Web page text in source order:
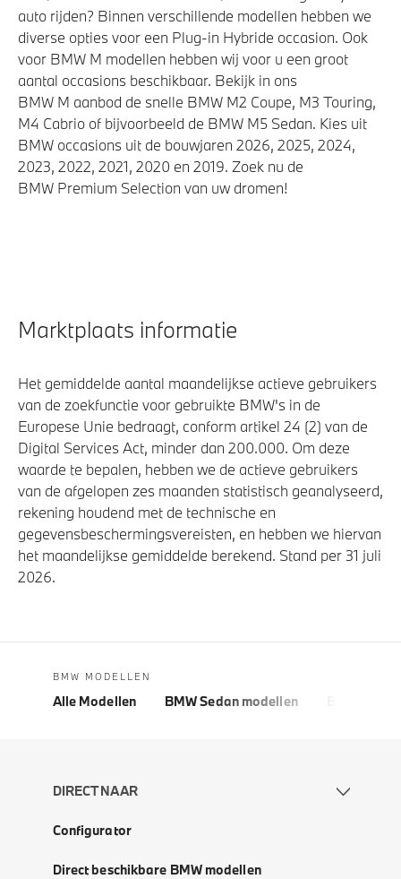
auto rijden? Binnen verschillende modellen hebben we
diverse opties voor een Plug-in Hybride occasion. Ook
voor BMW M modellen hebben wij voor u een groot
aantal occasions beschikbaar. Bekijk in ons
BMW M aanbod de snelle BMW M2 Coupe, M3 Touring,
M4 Cabrio of bijvoorbeeld de BMW M5 Sedan. Kies uit
BMW occasions uit de bouwjaren 2026, 2025, 2024,
2023, 2022, 2021, 2020 en 2019. Zoek nu de
BMW Premium Selection van uw dromen!
Marktplaats informatie
Het gemiddelde aantal maandelijkse actieve gebruikers
van de zoekfunctie voor gebruikte BMW's in de
Europese Unie bedraagt, conform artikel 24 (2) van de
Digital Services Act, minder dan 200.000. Om deze
waarde te bepalen, hebben we de actieve gebruikers
van de afgelopen zes maanden statistisch geanalyseerd,
rekening houdend met de technische en
gegevensbeschermingsvereisten, en hebben we hiervan
het maandelijkse gemiddelde berekend. Stand per 31 juli
2026.
BMW MODELLEN
Alle Modellen BMW Sedan modellen
DIRECT NAAR
Configurator
Direct beschikbare BMW modellen